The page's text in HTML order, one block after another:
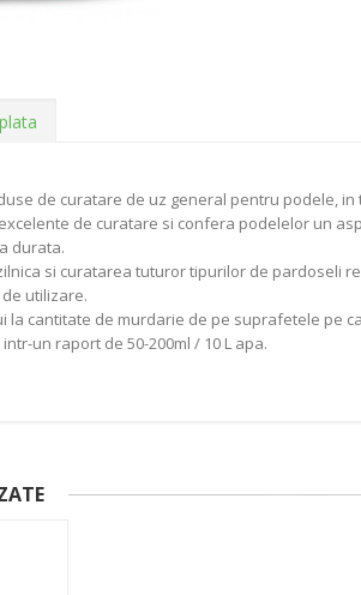
de curatare de uz general pentru podele,
de curatare si confera podelelor un
durata.
si curatarea tuturor tipurilor de pardoseli
utilizare.
la cantitate de murdarie de pe suprafetele pe
un raport de 50-200ml / 10 L apa.